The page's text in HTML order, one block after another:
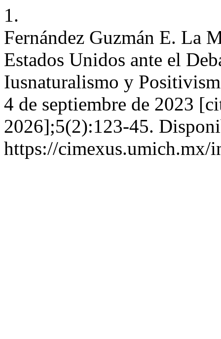
1.
Fernández Guzmán E. La
Estados Unidos ante el
Iusnaturalismo y
4 de septiembre de 2023
2026];5(2):123-45.
https://cimexus.umich.mx/